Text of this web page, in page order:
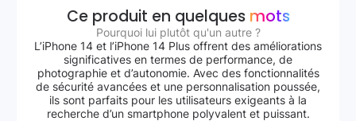
Ce produit en quelques mots
Pourquoi lui plutôt qu'un autre ?
L’iPhone 14 et l’iPhone 14 Plus offrent des améliorations
significatives en termes de performance, de
photographie et d’autonomie. Avec des fonctionnalités
de sécurité avancées et une personnalisation poussée,
ils sont parfaits pour les utilisateurs exigeants à la
recherche d’un smartphone polyvalent et puissant.